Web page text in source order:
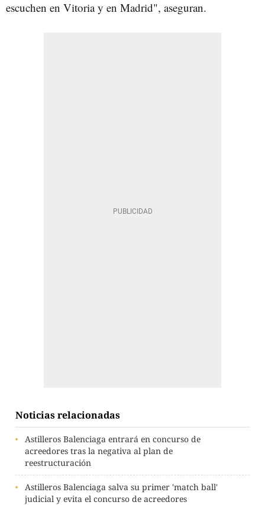
escuchen en Vitoria y en Madrid", aseguran.
Noticias relacionadas
Astilleros Balenciaga entrará en concurso de
acreedores tras la negativa al plan de
reestructuración
Astilleros Balenciaga salva su primer 'match ball'
judicial y evita el concurso de acreedores